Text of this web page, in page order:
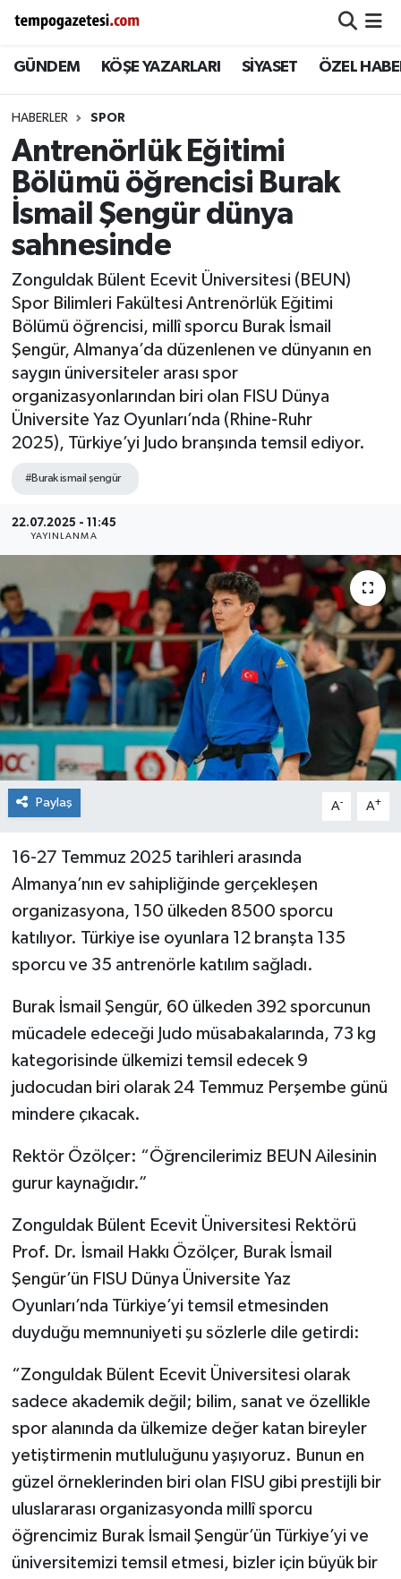
GÜNDEM KÖŞE YAZARLARI SİYASET ÖZEL
HABERLER SPOR
Antrenörlük Eğitimi
Bölümü öğrencisi Burak
İsmail Şengür dünya
sahnesinde
Zonguldak Bülent Ecevit Üniversitesi (BEUN)
Spor Bilimleri Fakültesi Antrenörlük Eğitimi
Bölümü öğrencisi, millî sporcu Burak İsmail
Şengür, Almanya’da düzenlenen ve dünyanın en
saygın üniversiteler arası spor
organizasyonlarından biri olan FISU Dünya
Üniversite Yaz Oyunları’nda (Rhine-Ruhr
2025), Türkiye’yi Judo branşında temsil ediyor.
#Burak ismail şengür
22.07.2025 - 11:45
YAYINLANMA
Paylaş A- A+
16-27 Temmuz 2025 tarihleri arasında
Almanya’nın ev sahipliğinde gerçekleşen
organizasyona, 150 ülkeden 8500 sporcu
katılıyor. Türkiye ise oyunlara 12 branşta 135
sporcu ve 35 antrenörle katılım sağladı.
Burak İsmail Şengür, 60 ülkeden 392 sporcunun
mücadele edeceği Judo müsabakalarında, 73 kg
kategorisinde ülkemizi temsil edecek 9
judocudan biri olarak 24 Temmuz Perşembe günü
mindere çıkacak.
Rektör Özölçer: “Öğrencilerimiz BEUN Ailesinin
gurur kaynağıdır.”
Zonguldak Bülent Ecevit Üniversitesi Rektörü
Prof. Dr. İsmail Hakkı Özölçer, Burak İsmail
Şengür’ün FISU Dünya Üniversite Yaz
Oyunları’nda Türkiye’yi temsil etmesinden
duyduğu memnuniyeti şu sözlerle dile getirdi:
“Zonguldak Bülent Ecevit Üniversitesi olarak
sadece akademik değil; bilim, sanat ve özellikle
spor alanında da ülkemize değer katan bireyler
yetiştirmenin mutluluğunu yaşıyoruz. Bunun en
güzel örneklerinden biri olan FISU gibi prestijli bir
uluslararası organizasyonda millî sporcu
öğrencimiz Burak İsmail Şengür’ün Türkiye’yi ve
üniversitemizi temsil etmesi, bizler için büyük bir
Alaplı
Çaycuma
Devrek
Ereğli
Gökçebey
GÜNDEM
Kilimli
Kozlu
Siyaset
SPOR
YAŞAM
Zonguldak Nöbetçi Eczaneler
Zonguldak Hava Durumu
Zonguldak Namaz Vakitleri
Zonguldak Trafik Yoğunluk Haritası
Süper Lig Puan Durumu ve Fikstür
Tüm Manşetler
Son Dakika Haberleri
Haber Arşivi